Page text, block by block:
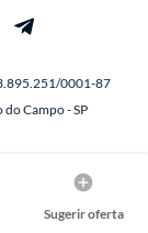
Sugerir oferta
0001-87
Campo - SP